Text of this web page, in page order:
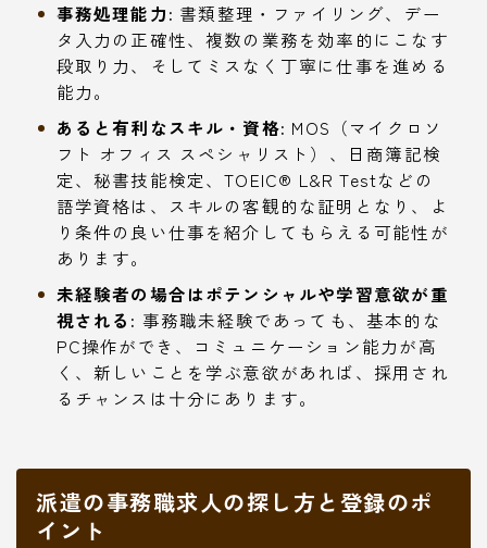
事務処理能力: 書類整理・ファイリング、デー
タ入力の正確性、複数の業務を効率的にこなす
段取り力、そしてミスなく丁寧に仕事を進める
能力。
あると有利なスキル・資格: MOS（マイクロソ
フト オフィス スペシャリスト）、日商簿記検
定、秘書技能検定、TOEIC® L&R Testなどの
語学資格は、スキルの客観的な証明となり、よ
り条件の良い仕事を紹介してもらえる可能性が
あります。
未経験者の場合はポテンシャルや学習意欲が重
視される: 事務職未経験であっても、基本的な
PC操作ができ、コミュニケーション能力が高
く、新しいことを学ぶ意欲があれば、採用され
るチャンスは十分にあります。
派遣の事務職求人の探し方と登録のポ
イント